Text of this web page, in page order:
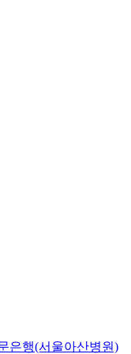
은행(서울아산병원)